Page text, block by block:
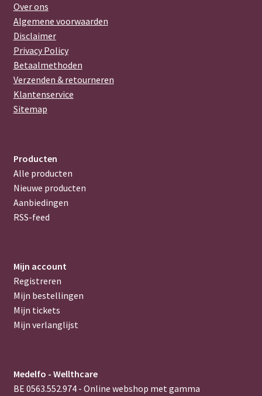
Over ons
Algemene voorwaarden
Disclaimer
Privacy Policy
Betaalmethoden
Verzenden & retourneren
Klantenservice
Sitemap
Producten
Alle producten
Nieuwe producten
Aanbiedingen
RSS-feed
Mijn account
Registreren
Mijn bestellingen
Mijn tickets
Mijn verlanglijst
Medelfo - Wellthcare
BE 0563.552.974 - Online webshop met gamma